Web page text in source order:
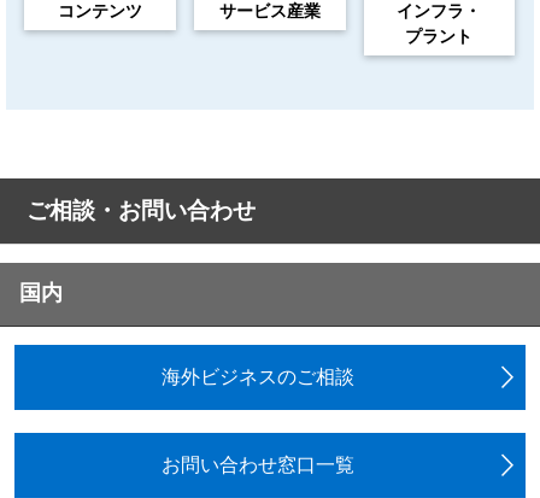
コンテンツ サービス産業
インフラ・
プラント
ご相談・お問い合わせ
国内
海外ビジネスのご相談
お問い合わせ窓口一覧